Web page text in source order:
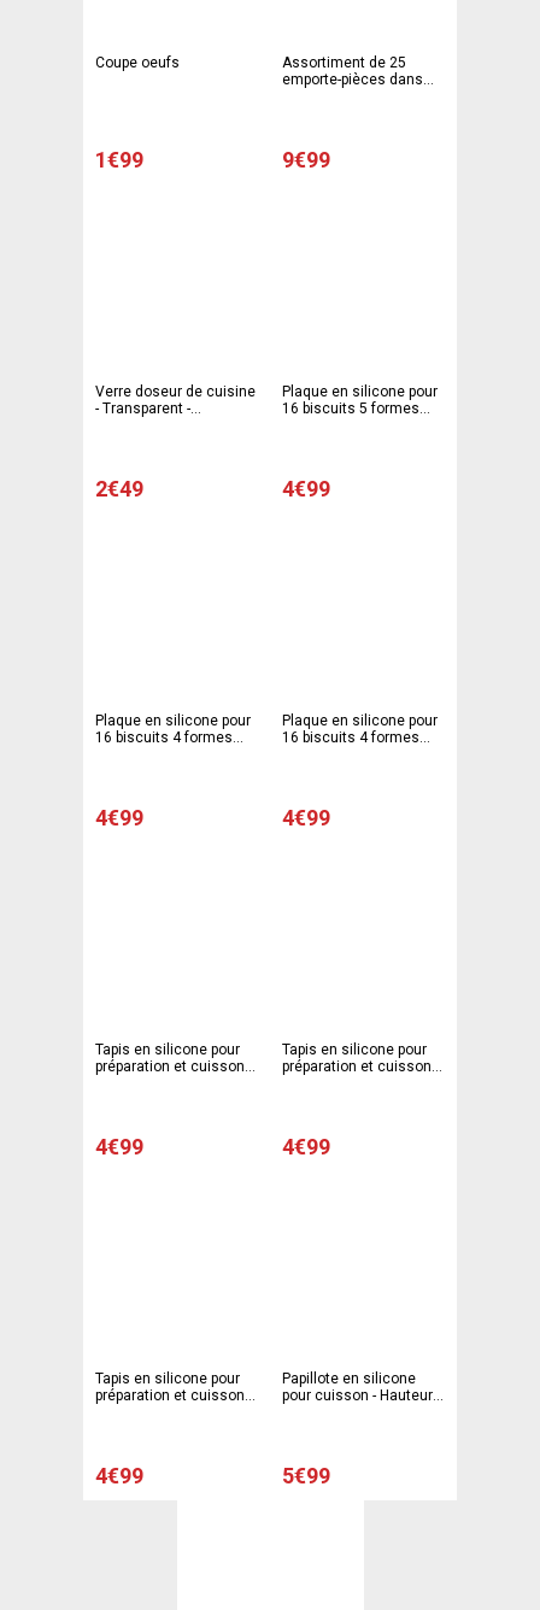
Coupe oeufs
1€99
Assortiment de 25
emporte-pièces dans
9€99
Verre doseur de cuisine
- Transparent -
2€49
Plaque en silicone pour
16 biscuits 5 formes
4€99
Plaque en silicone pour
16 biscuits 4 formes
4€99
Plaque en silicone pour
16 biscuits 4 formes
4€99
Tapis en silicone pour
préparation et cuisson -
4€99
Tapis en silicone pour
préparation et cuisson -
4€99
Tapis en silicone pour
préparation et cuisson -
4€99
Papillote en silicone
pour cuisson - Hauteur
5€99